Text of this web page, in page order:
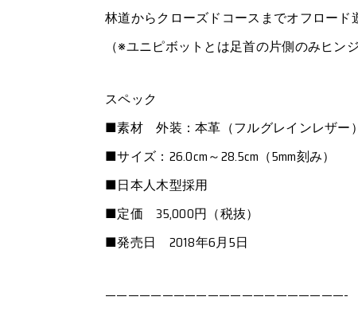
林道からクローズドコースまでオフロード
（※ユニピボットとは足首の片側のみヒン
スペック
■素材 外装：本革（フルグレインレザー
■サイズ：26.0cm～28.5cm（5mm刻み）
■日本人木型採用
■定価 35,000円（税抜）
■発売日 2018年6月5日
—————————————————————-